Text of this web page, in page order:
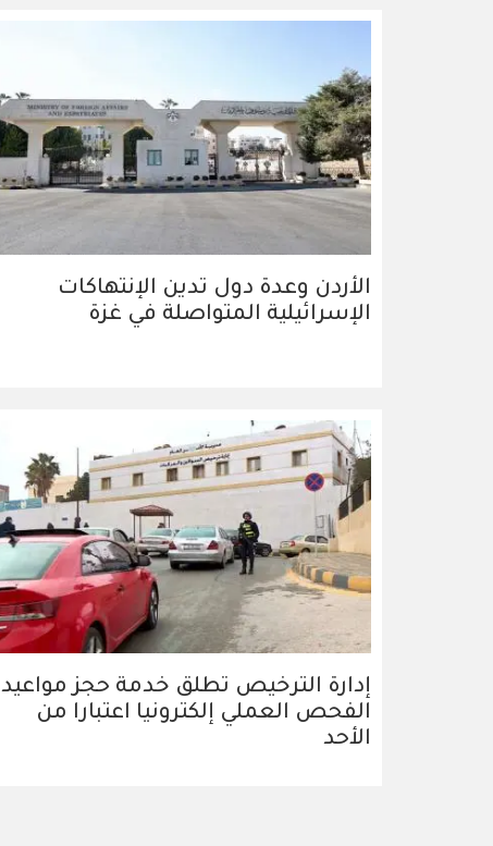
الأردن وعدة دول تدين الإنتهاكات
الإسرائيلية المتواصلة في غزة
إدارة الترخيص تطلق خدمة حجز مواعيد
الفحص العملي إلكترونيا اعتبارا من
الأحد